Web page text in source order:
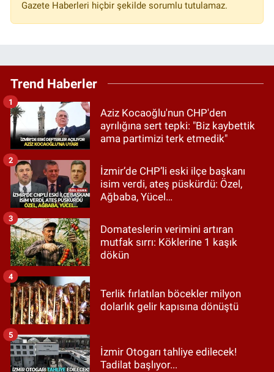
Gazete Haberleri hiçbir şekilde sorumlu tutulamaz.
Trend Haberler
Aziz Kocaoğlu'nun CHP'den
ayrılığına sert tepki: "Biz kaybettik
ama partimizi terk etmedik"
1
İzmir’de CHP’li eski ilçe başkanı
isim verdi, ateş püskürdü: Özel,
Ağbaba, Yücel…
2
Domateslerin verimini artıran
mutfak sırrı: Köklerine 1 kaşık
dökün
3
Terlik fırlatılan böcekler milyon
dolarlık gelir kapısına dönüştü
4
İzmir Otogarı tahliye edilecek!
Tadilat başlıyor...
5